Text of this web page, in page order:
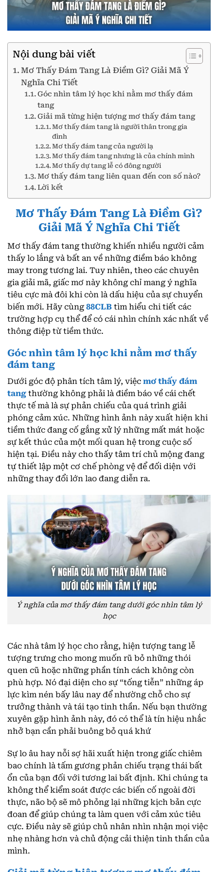
Nội dung bài viết
Mơ Thấy Đám Tang Là Điềm Gì? Giải Mã Ý
Nghĩa Chi Tiết
Góc nhìn tâm lý học khi nằm mơ thấy đám
tang
Giải mã từng hiện tượng mơ thấy đám tang
Mơ thấy đám tang là người thân trong gia
đình
Mơ thấy đám tang của người lạ
Mơ thấy đám tang nhưng là của chính mình
Mơ thấy dự tang lễ có đông người
Mơ thấy đám tang liên quan đến con số nào?
Lời kết
Mơ Thấy Đám Tang Là Điềm Gì?
Giải Mã Ý Nghĩa Chi Tiết
Mơ thấy đám tang thường khiến nhiều người cảm
thấy lo lắng và bất an về những điềm báo không
may trong tương lai. Tuy nhiên, theo các chuyên
gia giải mã, giấc mơ này không chỉ mang ý nghĩa
tiêu cực mà đôi khi còn là dấu hiệu của sự chuyển
biến mới. Hãy cùng 88CLB tìm hiểu chi tiết các
trường hợp cụ thể để có cái nhìn chính xác nhất về
thông điệp từ tiềm thức.
Góc nhìn tâm lý học khi nằm mơ thấy
đám tang
Dưới góc độ phân tích tâm lý, việc mơ thấy đám
tang thường không phải là điềm báo về cái chết
thực tế mà là sự phản chiếu của quá trình giải
phóng cảm xúc. Những hình ảnh này xuất hiện khi
tiềm thức đang cố gắng xử lý những mất mát hoặc
sự kết thúc của một mối quan hệ trong cuộc số
hiện tại. Điều này cho thấy tâm trí chủ mộng đang
tự thiết lập một cơ chế phòng vệ để đối diện với
những thay đổi lớn lao đang diễn ra.
Ý nghĩa của mơ thấy đám tang dưới góc nhìn tâm lý
học
Các nhà tâm lý học cho rằng, hiện tượng tang lễ
tượng trưng cho mong muốn rũ bỏ những thói
quen cũ hoặc những phần tính cách không còn
phù hợp. Nó đại diện cho sự “tống tiễn” những áp
lực kìm nén bấy lâu nay để nhường chỗ cho sự
trưởng thành và tái tạo tinh thần. Nếu bạn thường
xuyên gặp hình ảnh này, đó có thể là tín hiệu nhắc
nhở bạn cần phải buông bỏ quá khứ
Sự lo âu hay nỗi sợ hãi xuất hiện trong giấc chiêm
bao chính là tấm gương phản chiếu trạng thái bất
ổn của bạn đối với tương lai bất định. Khi chúng ta
không thể kiểm soát được các biến cố ngoài đời
thực, não bộ sẽ mô phỏng lại những kịch bản cực
đoan để giúp chúng ta làm quen với cảm xúc tiêu
cực. Điều này sẽ giúp chủ nhân nhìn nhận mọi việc
nhẹ nhàng hơn và chủ động cải thiện tinh thần của
mình.